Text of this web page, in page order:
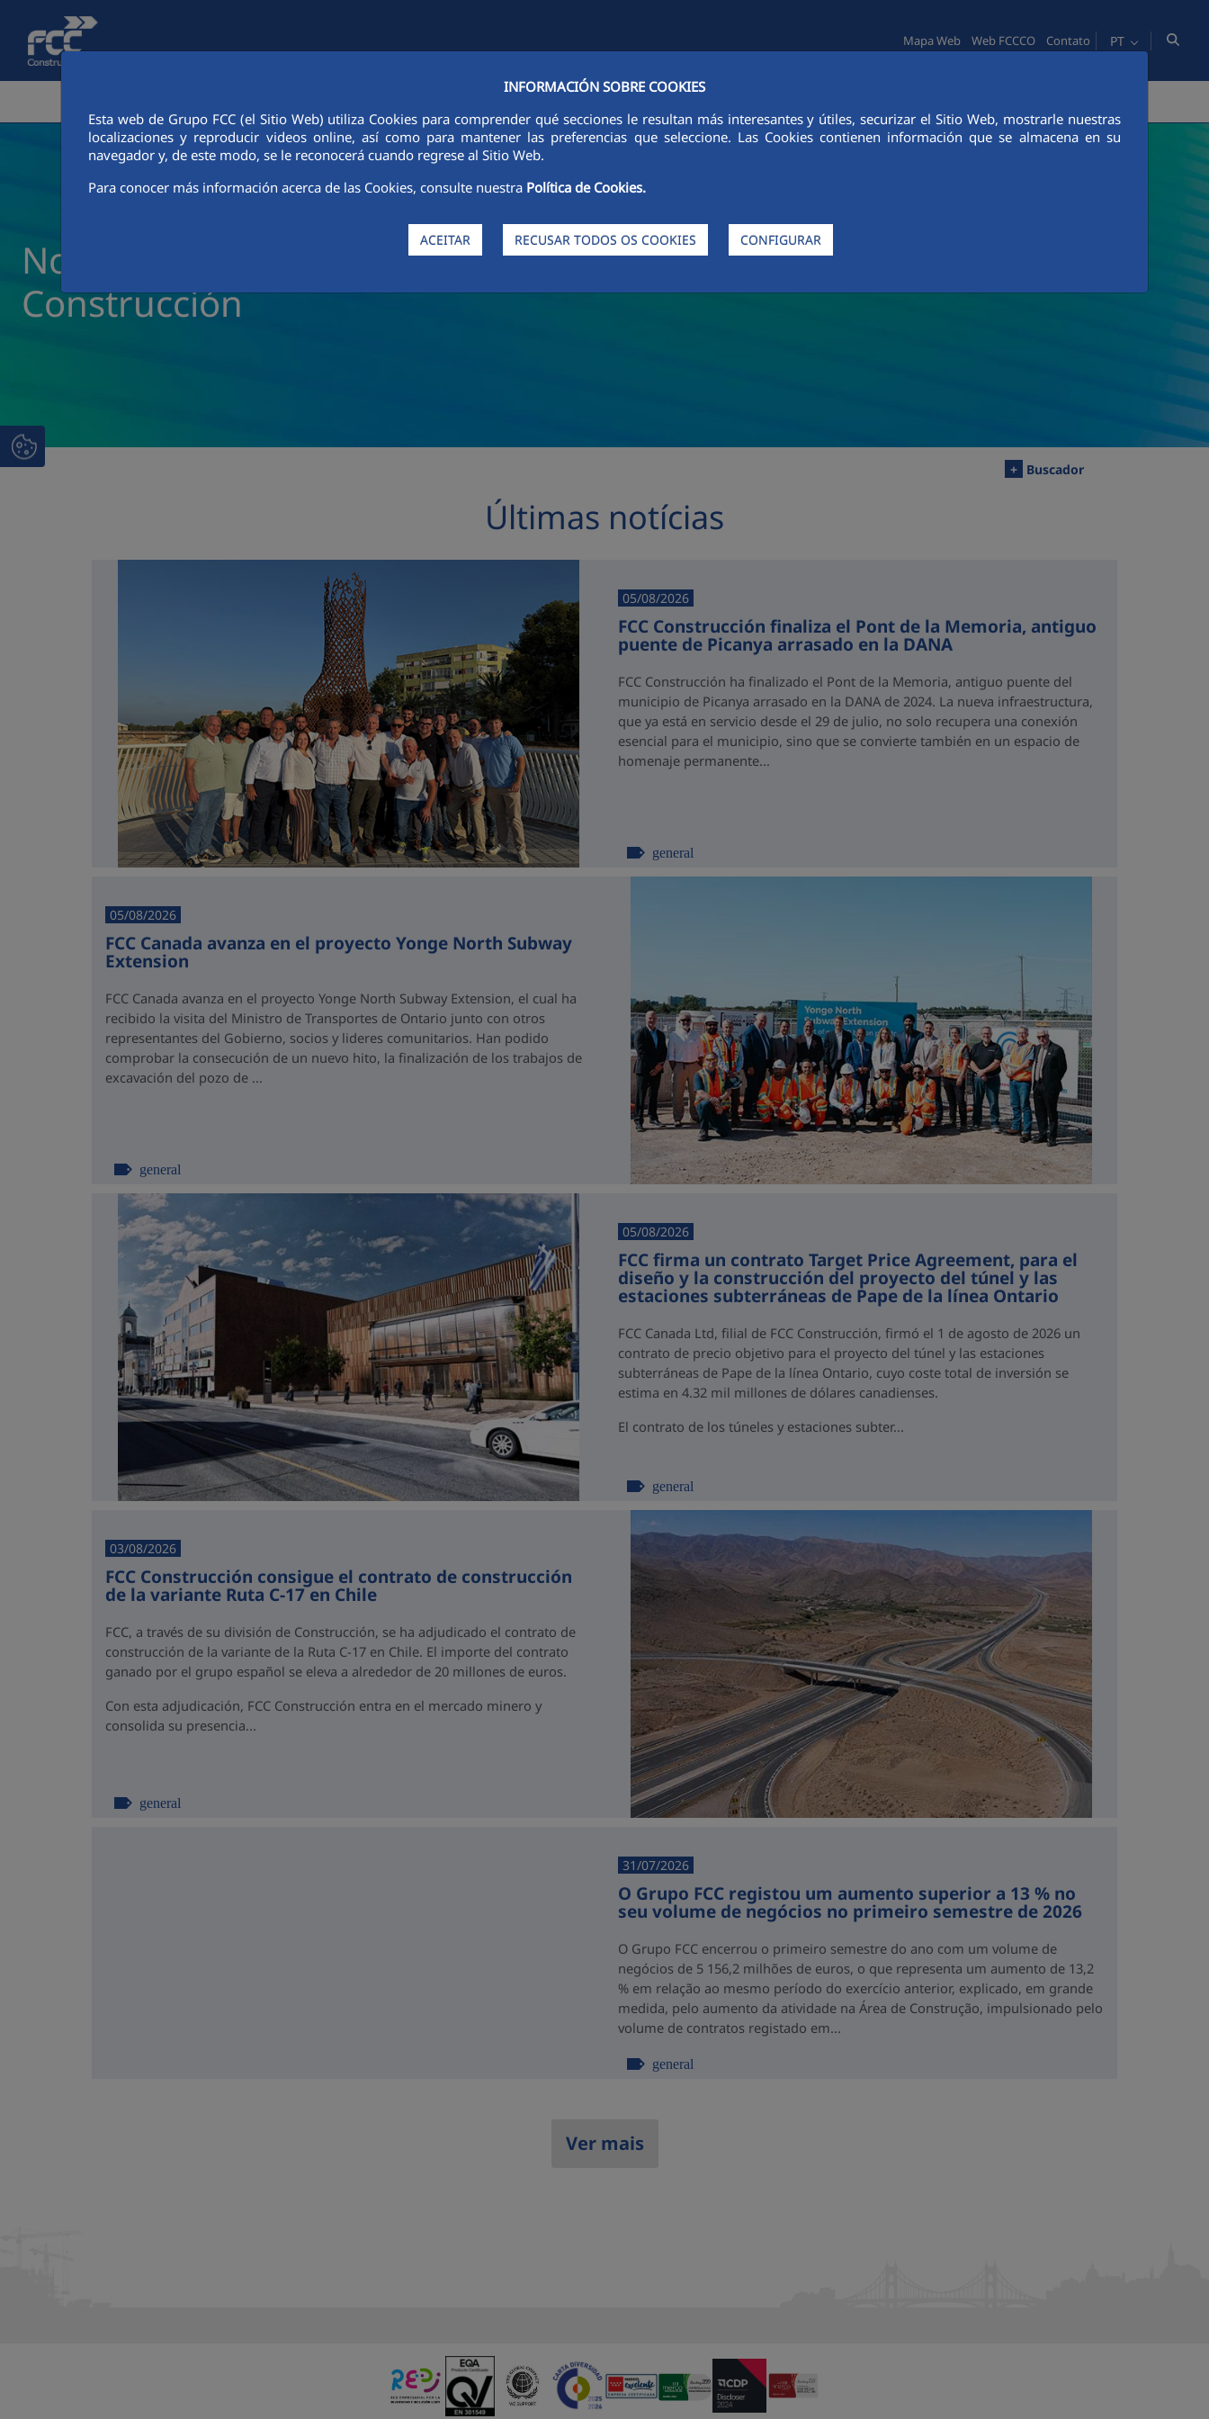
Pular para o Conteúdo principal
INFORMACIÓN SOBRE COOKIES
Esta web de Grupo FCC (el Sitio Web) utiliza Cookies para comprender qué secciones le resultan más interesantes y útiles, securizar el Sitio Web, mostrarle nuestras
localizaciones y reproducir videos online, así como para mantener las preferencias que seleccione. Las Cookies contienen información que se almacena en su
navegador y, de este modo, se le reconocerá cuando regrese al Sitio Web.
Para conocer más información acerca de las Cookies, consulte nuestra Política de Cookies.
ACEITAR RECUSAR TODOS OS COOKIES CONFIGURAR
Mapa Web Web FCCCO Contato PT
Notícias e atualidade da FCC
Construcción
+ Buscador
Últimas notícias
05/08/2026
FCC Construcción finaliza el Pont de la Memoria, antiguo
puente de Picanya arrasado en la DANA
FCC Construcción ha finalizado el Pont de la Memoria, antiguo puente del
municipio de Picanya arrasado en la DANA de 2024. La nueva infraestructura,
que ya está en servicio desde el 29 de julio, no solo recupera una conexión
esencial para el municipio, sino que se convierte también en un espacio de
homenaje permanente...
general
05/08/2026
FCC Canada avanza en el proyecto Yonge North Subway
Extension
FCC Canada avanza en el proyecto Yonge North Subway Extension, el cual ha
recibido la visita del Ministro de Transportes de Ontario junto con otros
representantes del Gobierno, socios y lideres comunitarios. Han podido
comprobar la consecución de un nuevo hito, la finalización de los trabajos de
excavación del pozo de ...
general
05/08/2026
FCC firma un contrato Target Price Agreement, para el
diseño y la construcción del proyecto del túnel y las
estaciones subterráneas de Pape de la línea Ontario
FCC Canada Ltd, filial de FCC Construcción, firmó el 1 de agosto de 2026 un
contrato de precio objetivo para el proyecto del túnel y las estaciones
subterráneas de Pape de la línea Ontario, cuyo coste total de inversión se
estima en 4.32 mil millones de dólares canadienses.
El contrato de los túneles y estaciones subter...
general
03/08/2026
FCC Construcción consigue el contrato de construcción
de la variante Ruta C-17 en Chile
FCC, a través de su división de Construcción, se ha adjudicado el contrato de
construcción de la variante de la Ruta C-17 en Chile. El importe del contrato
ganado por el grupo español se eleva a alrededor de 20 millones de euros.
Con esta adjudicación, FCC Construcción entra en el mercado minero y
consolida su presencia...
general
31/07/2026
O Grupo FCC registou um aumento superior a 13 % no
seu volume de negócios no primeiro semestre de 2026
O Grupo FCC encerrou o primeiro semestre do ano com um volume de
negócios de 5 156,2 milhões de euros, o que representa um aumento de 13,2
% em relação ao mesmo período do exercício anterior, explicado, em grande
medida, pelo aumento da atividade na Área de Construção, impulsionado pelo
volume de contratos registado em...
general
Ver mais